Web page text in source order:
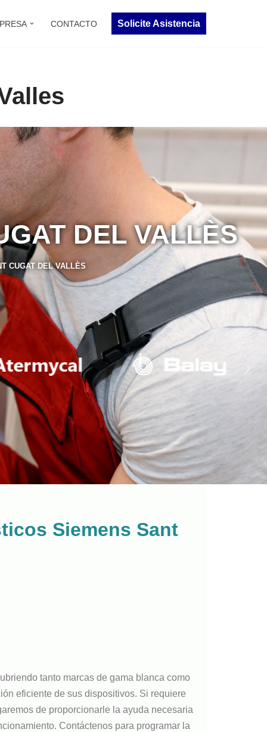
CONTACTO Solicite Asistencia
DEL VALLÈS
CUGAT DEL VALLÈS
Siemens Sant
tanto marcas de gama blanca como
eficiente de sus dispositivos. Si requiere
de proporcionarle la ayuda necesaria
Contáctenos para programar la